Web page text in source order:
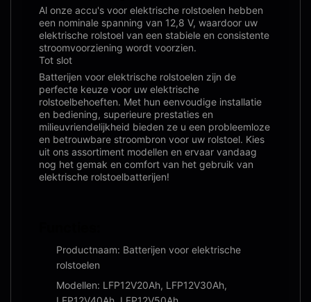
Al onze accu's voor elektrische rolstoelen hebben
een nominale spanning van 12,8 V, waardoor uw
elektrische rolstoel van een stabiele en consistente
stroomvoorziening wordt voorzien.
Tot slot
Batterijen voor elektrische rolstoelen zijn de
perfecte keuze voor uw elektrische
rolstoelbehoeften. Met hun eenvoudige installatie
en bediening, superieure prestaties en
milieuvriendelijkheid bieden ze u een probleemloze
en betrouwbare stroombron voor uw rolstoel. Kies
uit ons assortiment modellen en ervaar vandaag
nog het gemak en comfort van het gebruik van
elektrische rolstoelbatterijen!
Productnaam: Batterijen voor elektrische
rolstoelen
Modellen: LFP12V20Ah, LFP12V30Ah,